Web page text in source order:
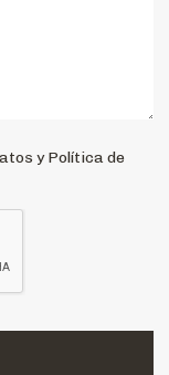
y Política de